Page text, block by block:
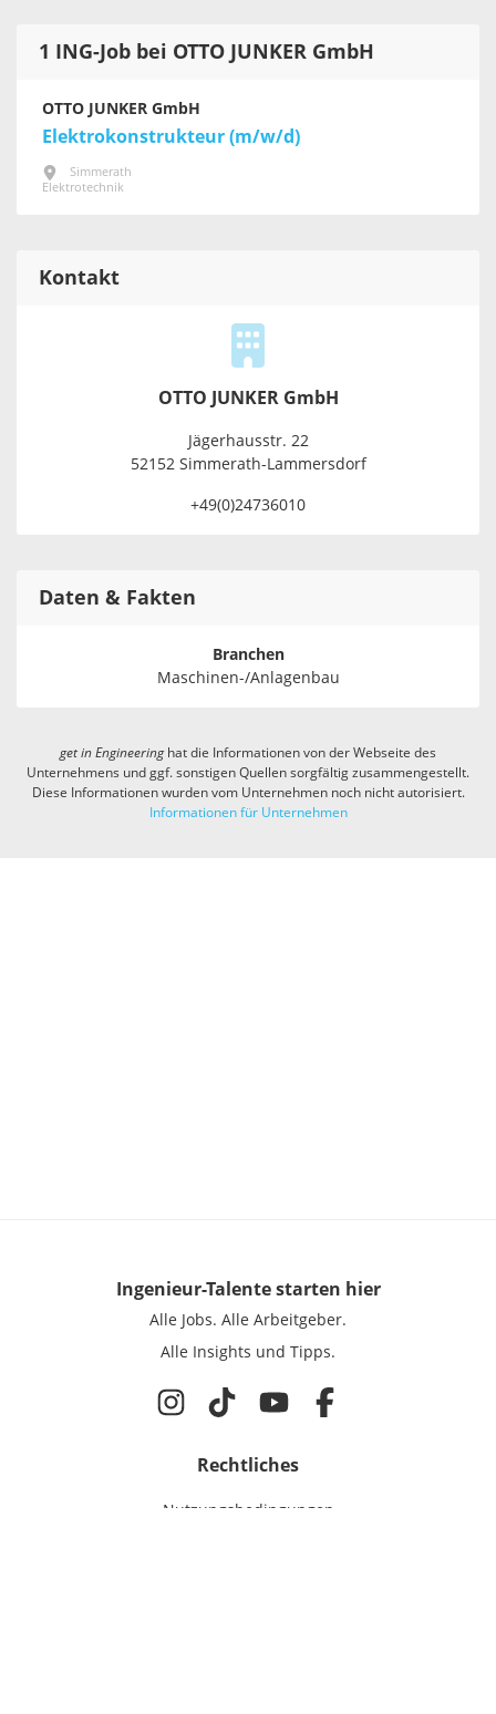
1 ING-Job bei OTTO JUNKER GmbH
OTTO JUNKER GmbH
Elektrokonstrukteur (m/w/d)
Simmerath
Elektrotechnik
Kontakt
OTTO JUNKER GmbH
Jägerhausstr. 22
52152 Simmerath-Lammersdorf
+49(0)24736010
Daten & Fakten
Branchen
Maschinen-/Anlagenbau
get in Engineeringhat die Informationen von der Webseite des
Unternehmens und ggf. sonstigen Quellen sorgfältig zusammengestellt.
Diese Informationen wurden vom Unternehmen noch nicht autorisiert.
Informationen für Unternehmen
Ingenieur-Talentestarten hier
Alle Jobs. Alle Arbeitgeber.
Alle Insights und Tipps.
Rechtliches
Nutzungsbedingungen